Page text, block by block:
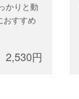
かりと動
おすすめ
12mm
2,530円